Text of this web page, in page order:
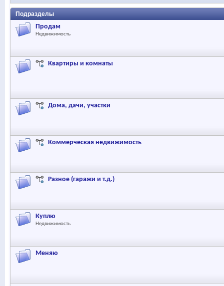
Подразделы
Продам
Недвижимость
Квартиры и комнаты
Дома, дачи, участки
Коммерческая недвижимость
Разное (гаражи и т.д.)
Куплю
Недвижимость
Меняю